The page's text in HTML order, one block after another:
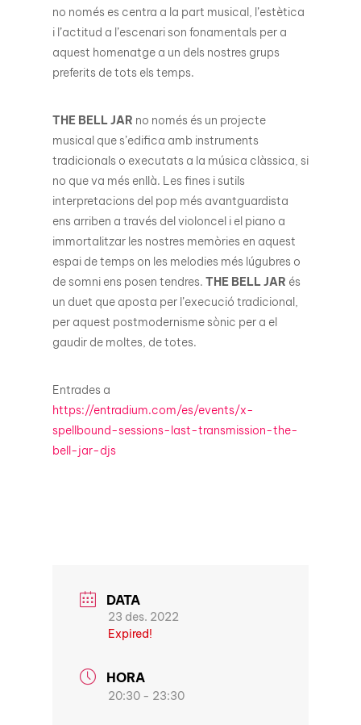
no només es centra a la part musical, l’estètica
i l’actitud a l’escenari son fonamentals per a
aquest homenatge a un dels nostres grups
preferits de tots els temps.
THE BELL JAR no només és un projecte
musical que s’edifica amb instruments
tradicionals o executats a la música clàssica, si
no que va més enllà. Les fines i sutils
interpretacions del pop més avantguardista
ens arriben a través del violoncel i el piano a
immortalitzar les nostres memòries en aquest
espai de temps on les melodies més lúgubres o
de somni ens posen tendres. THE BELL JAR és
un duet que aposta per l’execució tradicional,
per aquest postmodernisme sònic per a el
gaudir de moltes, de totes.
Entrades a
https://entradium.com/es/events/x-
spellbound-sessions-last-transmission-the-
bell-jar-djs
DATA
23 des. 2022
Expired!
HORA
20:30 - 23:30